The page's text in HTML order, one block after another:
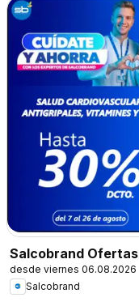
Salcobrand Ofertas
desde viernes 06.08.2026
Salcobrand